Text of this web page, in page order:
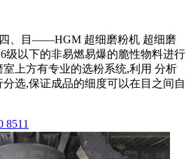
、目——HGM 超细磨粉机 超细磨
级以下的非易燃易爆的脆性物料进行
上方有专业的选粉系统,利用 分析
选,保证成品的细度可以在目之间自
8511